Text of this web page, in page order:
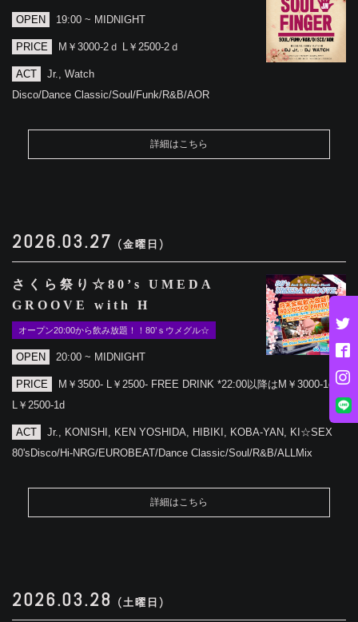
OPEN 19:00 ~ MIDNIGHT
PRICE M￥3000-2ｄ L￥2500-2ｄ
ACT
Jr., Watch
Disco/Dance Classic/Soul/Funk/R&B/AOR
詳細はこちら
2026.03.27 (金曜日)
さくら祭り☆80’s UMEDA
GROOVE with H
オープン20:00から飲み放題！！80’ｓウメグル☆
OPEN 20:00 ~ MIDNIGHT
PRICE
M￥3500- L￥2500- FREE DRINK *22:00以降はM￥3000-1d
L￥2500-1d
ACT
Jr., KONISHI, KEN YOSHIDA, HIBIKI, KOBA-YAN, KI☆SEX
80'sDisco/Hi-NRG/EUROBEAT/Dance Classic/Soul/R&B/ALLMix
詳細はこちら
2026.03.28 (土曜日)